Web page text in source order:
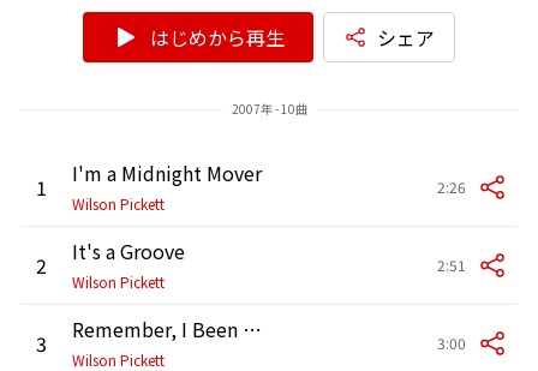
はじめから再生 シェア
2007年 - 10曲
1 I'm a Midnight Mover
Wilson Pickett
2:26
2 It's a Groove
Wilson Pickett
2:51
3 Remember, I Been Good to You
Wilson Pickett
3:00